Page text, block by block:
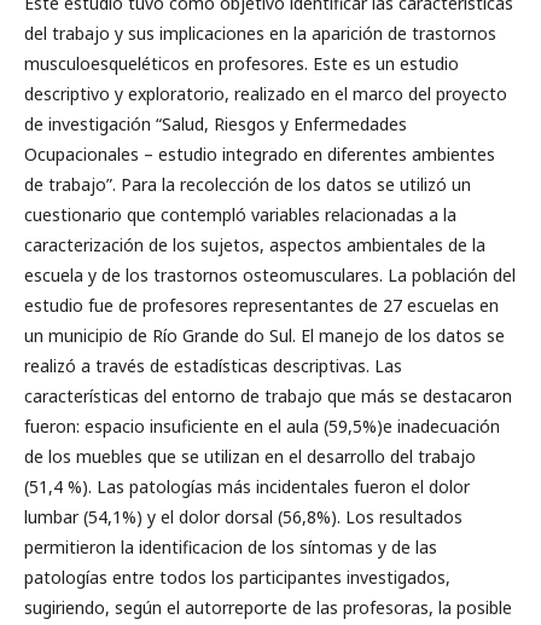
del trabajo y sus implicaciones en la aparición de trastornos
musculoesqueléticos en profesores. Este es un estudio
descriptivo y exploratorio, realizado en el marco del proyecto
de investigación “Salud, Riesgos y Enfermedades
Ocupacionales – estudio integrado en diferentes ambientes
de trabajo”. Para la recolección de los datos se utilizó un
cuestionario que contempló variables relacionadas a la
caracterización de los sujetos, aspectos ambientales de la
escuela y de los trastornos osteomusculares. La población del
estudio fue de profesores representantes de 27 escuelas en
un municipio de Río Grande do Sul. El manejo de los datos se
realizó a través de estadísticas descriptivas. Las
características del entorno de trabajo que más se destacaron
fueron: espacio insuficiente en el aula (59,5%)e inadecuación
de los muebles que se utilizan en el desarrollo del trabajo
(51,4 %). Las patologías más incidentales fueron el dolor
lumbar (54,1%) y el dolor dorsal (56,8%). Los resultados
permitieron la identificacion de los síntomas y de las
patologías entre todos los participantes investigados,
sugiriendo, según el autorreporte de las profesoras, la posible